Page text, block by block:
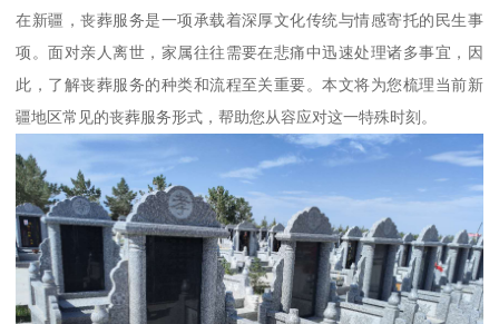
在新疆，丧葬服务是一项承载着深厚文化传统与情感寄托的民生事
项。面对亲人离世，家属往往需要在悲痛中迅速处理诸多事宜，因
此，了解丧葬服务的种类和流程至关重要。本文将为您梳理当前新
疆地区常见的丧葬服务形式，帮助您从容应对这一特殊时刻。